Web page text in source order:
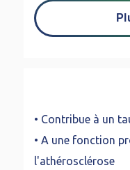
• Contribue à un
• A une fonction
l'athérosclérose